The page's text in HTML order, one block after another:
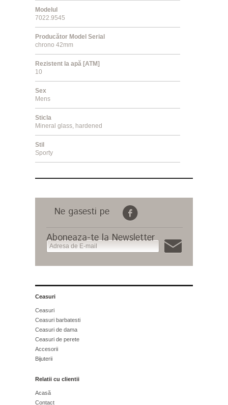
Modelul
7022.9545
Producător Model Serial
chrono 42mm
Rezistent la apă [ATM]
10
Sex
Mens
Sticla
Mineral glass, hardened
Stil
Sporty
Ne gasesti pe
Aboneaza-te la Newsletter
Ceasuri
Ceasuri
Ceasuri barbatesti
Ceasuri de dama
Ceasuri de perete
Accesorii
Bijuterii
Relatii cu clientii
Acasă
Contact